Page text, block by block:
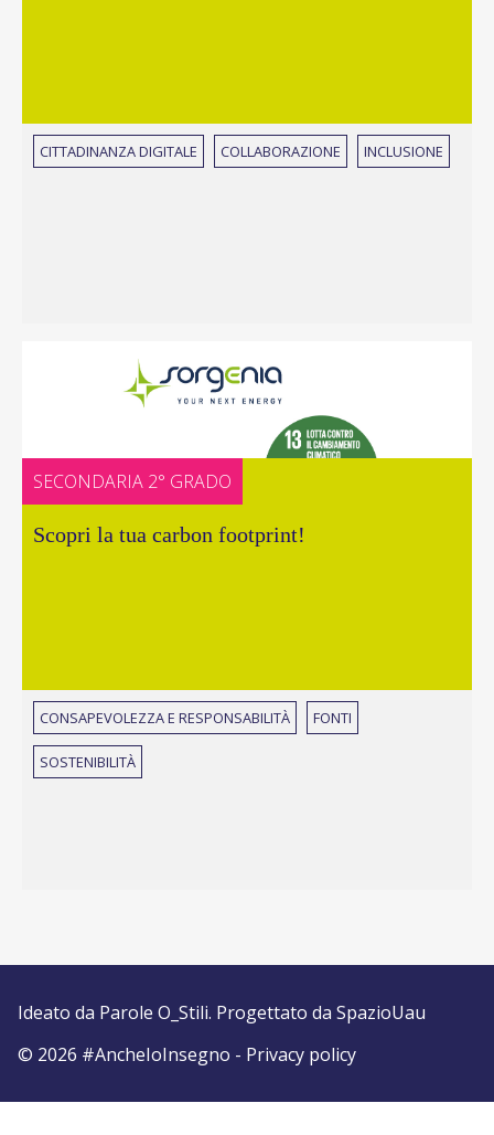
CITTADINANZA DIGITALE COLLABORAZIONE INCLUSIONE
SECONDARIA 2° GRADO
Scopri la tua carbon footprint!
CONSAPEVOLEZZA E RESPONSABILITÀ FONTI
SOSTENIBILITÀ
Ideato da Parole O_Stili. Progettato da SpazioUau
© 2026 #AncheIoInsegno - Privacy policy